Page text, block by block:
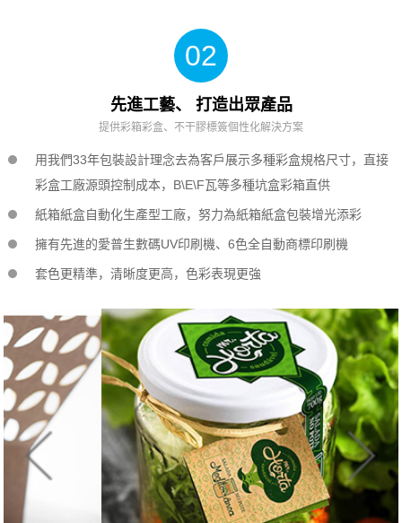
02
先進工藝、 打造出眾產品
提供彩箱彩盒、不干膠標簽個性化解決方案
用我們33年包裝設計理念去為客戶展示多種彩盒規格尺寸，直接
彩盒工廠源頭控制成本，B\E\F瓦等多種坑盒彩箱直供
紙箱紙盒自動化生產型工廠，努力為紙箱紙盒包裝增光添彩
擁有先進的愛普生數碼UV印刷機、6色全自動商標印刷機
套色更精準，清晰度更高，色彩表現更強